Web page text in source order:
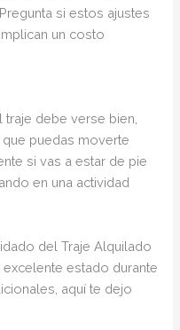
si estos ajustes
un costo
debe verse bien,
que puedas moverte
si vas a estar de pie
en una actividad
del Traje Alquilado
estado durante
aquí te dejo